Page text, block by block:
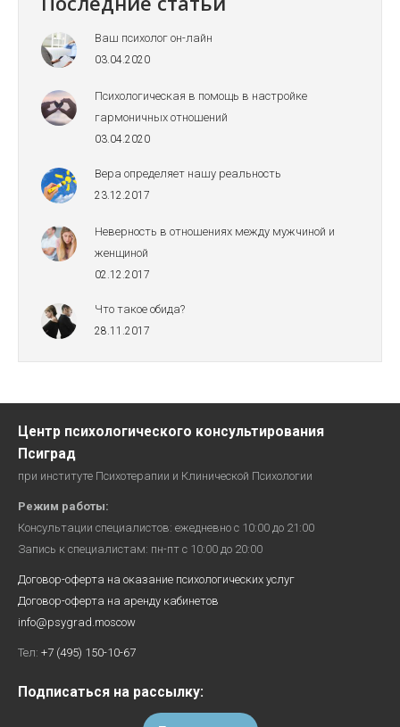
Ваш психолог он-лайн
03.04.2020
Психологическая в помощь в настройке
гармоничных отношений
03.04.2020
Вера определяет нашу реальность
23.12.2017
Неверность в отношениях между мужчиной и
женщиной
02.12.2017
Что такое обида?
28.11.2017
Центр психологического консультирования
Псиград
при институте Психотерапии и Клинической Психологии
Режим работы:
Консультации специалистов: ежедневно с 10:00 до 21:00
Запись к специалистам: пн-пт с 10:00 до 20:00
Договор-оферта на оказание психологических услуг
Договор-оферта на аренду кабинетов
info@psygrad.moscow
Тел: +7 (495) 150-10-67
Подписаться на рассылку: